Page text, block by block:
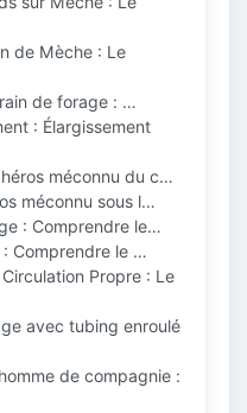
de Mèche : Le
de forage : …
: Élargissement
méconnu du c…
méconnu sous l…
: Comprendre le…
: Comprendre le …
Circulation Propre : Le
avec tubing enroulé
de compagnie :